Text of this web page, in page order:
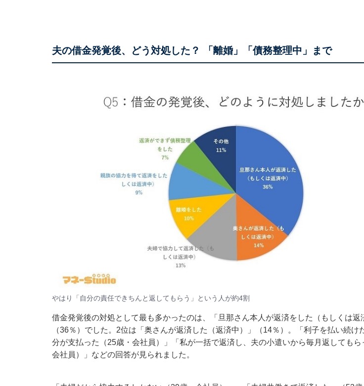
夫の借金発覚後、どう対処した？ 「離婚」「債務整理中」まで
やはり「自分の責任できちんと返してもらう」という人が約4割
借金発覚後の対処として最も多かったのは、「旦那さん本人が返済をした（もしくは返
（36％）でした。2位は「奥さんが返済した（返済中）」（14％）。「利子を払い続け
分が支払った（25歳・会社員）」「私が一括で返済し、夫の小遣いから毎月返してもら
会社員）」などの回答が見られました。